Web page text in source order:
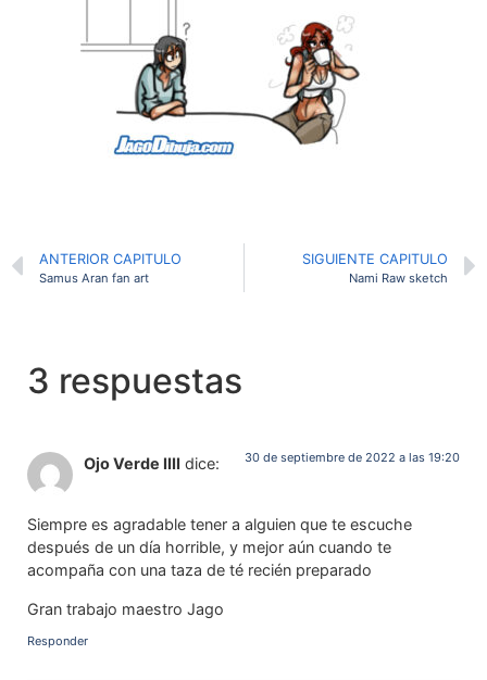
ANTERIOR CAPITULO
Samus Aran fan art
SIGUIENTE CAPITULO
Nami Raw sketch
3 respuestas
Ojo Verde IIII dice: 30 de septiembre de 2022 a las 19:20
Siempre es agradable tener a alguien que te escuche
después de un día horrible, y mejor aún cuando te
acompaña con una taza de té recién preparado
Gran trabajo maestro Jago
Responder